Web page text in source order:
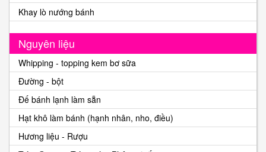
Khay lò nướng bánh
Nguyên liệu
Whipping - topping kem bơ sữa
Đường - bột
Đế bánh lạnh làm sẵn
Hạt khô làm bánh (hạnh nhân, nho, điều)
Hương liệu - Rượu